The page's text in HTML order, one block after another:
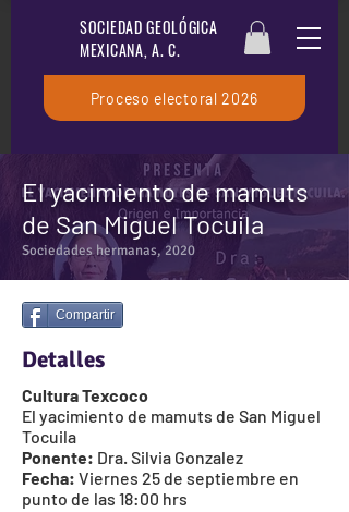
SOCIEDAD GEOLÓGICA
MEXICANA, A. C.
Proceso electoral 2026
El yacimiento de mamuts
de San Miguel Tocuila
Sociedades hermanas, 2020
Compartir
Detalles
Cultura Texcoco
El yacimiento de mamuts de San Miguel
Tocuila
Ponente: Dra. Silvia Gonzalez
Fecha: Viernes 25 de septiembre en
punto de las 18:00 hrs